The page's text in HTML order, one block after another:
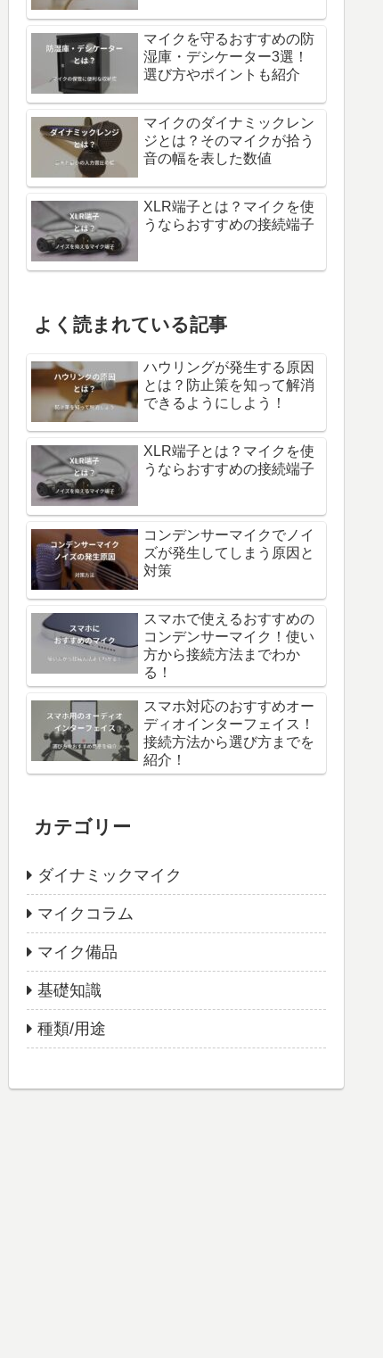
マイクを守るおすすめの防
湿庫・デシケーター3選！
選び方やポイントも紹介
マイクのダイナミックレン
ジとは？そのマイクが拾う
音の幅を表した数値
XLR端子とは？マイクを使
うならおすすめの接続端子
よく読まれている記事
ハウリングが発生する原因
とは？防止策を知って解消
できるようにしよう！
XLR端子とは？マイクを使
うならおすすめの接続端子
コンデンサーマイクでノイ
ズが発生してしまう原因と
対策
スマホで使えるおすすめの
コンデンサーマイク！使い
方から接続方法までわか
る！
スマホ対応のおすすめオー
ディオインターフェイス！
接続方法から選び方までを
紹介！
カテゴリー
ダイナミックマイク
マイクコラム
マイク備品
基礎知識
種類/用途